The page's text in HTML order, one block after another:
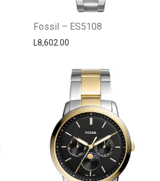
Fossil – ES5108
L8,602.00